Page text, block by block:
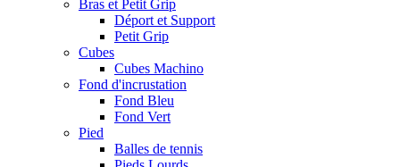
Bras et Petit Grip
Déport et Support
Petit Grip
Cubes
Cubes Machino
Fond d'incrustation
Fond Bleu
Fond Vert
Pied
Balles de tennis